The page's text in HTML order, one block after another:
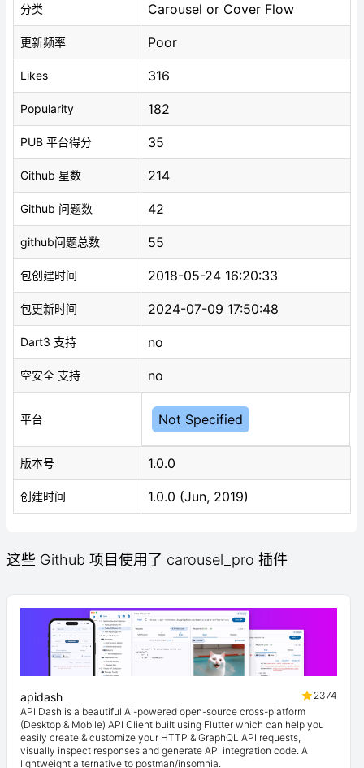
分类 Carousel or Cover Flow
更新频率 Poor
Likes 316
Popularity 182
PUB 平台得分 35
Github 星数 214
Github 问题数 42
github问题总数 55
包创建时间 2018-05-24 16:20:33
包更新时间 2024-07-09 17:50:48
Dart3 支持 no
空安全 支持 no
平台 Not Specified
版本号 1.0.0
创建时间 1.0.0 (Jun, 2019)
这些 Github 项目使用了 carousel_pro 插件
apidash
2374
API Dash is a beautiful AI-powered open-source cross-platform
(Desktop & Mobile) API Client built using Flutter which can help you
easily create & customize your HTTP & GraphQL API requests,
visually inspect responses and generate API integration code. A
lightweight alternative to postman/insomnia.